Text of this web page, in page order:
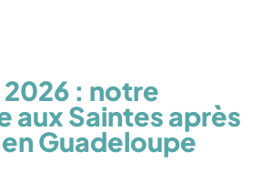
2026 : notre
aux Saintes après
Guadeloupe